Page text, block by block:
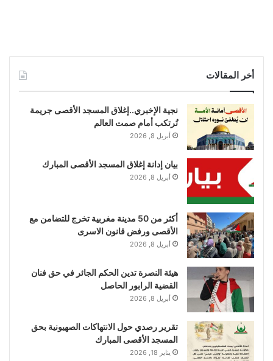
أخر المقالات
نجية الإخبري..إغلاق المسجد الأقصى جريمة
تُرتكب أمام صمت العالم
أبريل 8, 2026
بيان إدانة إغلاق المسجد الأقصى المبارك
أبريل 8, 2026
أكثر من 50 مدينة مغربية تخرج للتضامن مع
الأقصى ورفض قانون الاسرى
أبريل 8, 2026
هيئة النصرة تدين الحكم الجائر في حق فنان
القضية الرابور الحاصل
أبريل 8, 2026
تقرير رصدي حول الانتهاكات الصهيونية بحق
المسجد الأقصى المبارك
يناير 18, 2026